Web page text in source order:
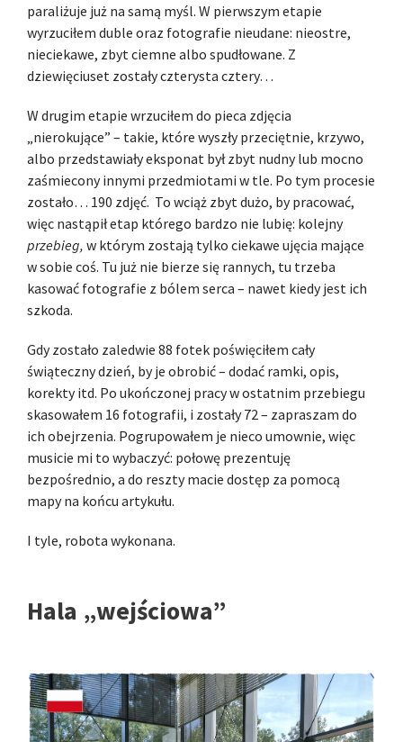
paraliżuje już na samą myśl. W pierwszym etapie
wyrzuciłem duble oraz fotografie nieudane: nieostre,
nieciekawe, zbyt ciemne albo spudłowane. Z
dziewięciuset zostały czterysta cztery…
W drugim etapie wrzuciłem do pieca zdjęcia
„nierokujące” – takie, które wyszły przeciętnie, krzywo,
albo przedstawiały eksponat był zbyt nudny lub mocno
zaśmiecony innymi przedmiotami w tle. Po tym procesie
zostało… 190 zdjęć. To wciąż zbyt dużo, by pracować,
więc nastąpił etap którego bardzo nie lubię: kolejny
przebieg, w którym zostają tylko ciekawe ujęcia mające
w sobie coś. Tu już nie bierze się rannych, tu trzeba
kasować fotografie z bólem serca – nawet kiedy jest ich
szkoda.
Gdy zostało zaledwie 88 fotek poświęciłem cały
świąteczny dzień, by je obrobić – dodać ramki, opis,
korekty itd. Po ukończonej pracy w ostatnim przebiegu
skasowałem 16 fotografii, i zostały 72 – zapraszam do
ich obejrzenia. Pogrupowałem je nieco umownie, więc
musicie mi to wybaczyć: połowę prezentuję
bezpośrednio, a do reszty macie dostęp za pomocą
mapy na końcu artykułu.
I tyle, robota wykonana.
Hala „wejściowa”